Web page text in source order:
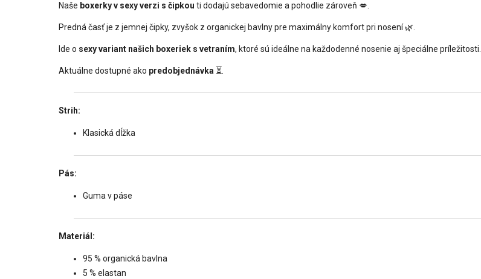
Naše boxerky v sexy verzi s čipkou ti dodajú sebavedomie a pohodlie zároveň 💋.
Predná časť je z jemnej čipky, zvyšok z organickej bavlny pre maximálny komfort pri nosení 🌿.
Ide o sexy variant našich boxeriek s vetraním, ktoré sú ideálne na každodenné nosenie aj špeciálne príležitosti.
Aktuálne dostupné ako predobjednávka ⏳.
Strih:
Klasická dĺžka
Pás:
Guma v páse
Materiál:
95 % organická bavlna
5 % elastan